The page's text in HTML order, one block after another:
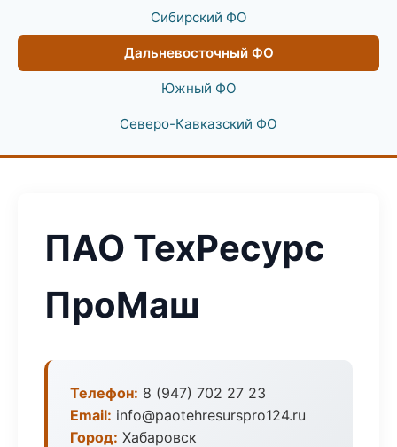
Сибирский ФО
Дальневосточный ФО
Южный ФО
Северо-Кавказский ФО
ПАО ТехРесурс
ПроМаш
Телефон: 8 (947) 702 27 23
Email: info@paotehresurspro124.ru
Город: Хабаровск